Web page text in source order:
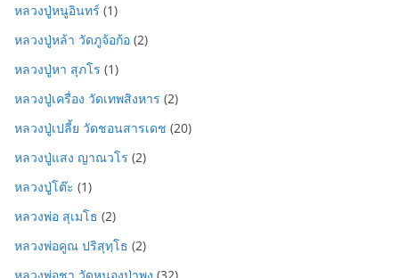
หลวงปู่หนูอินทร์ (1)
หลวงปู่หล้า วัดภูจ้อก้อ (2)
หลวงปู่หา สุภโร (1)
หลวงปู่เครื่อง วัดเทพสิงหาร (2)
หลวงปู่เปลี้ย วัดชอนสารเดช (20)
หลวงปู่แสง ญาณวโร (2)
หลวงปู่โต๊ะ (1)
หลวงพ่อ สุเมโธ (2)
หลวงพ่อคูณ ปริสุทฺโธ (2)